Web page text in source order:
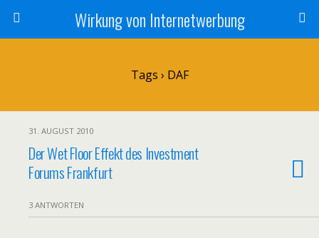
Wirkung von Internetwerbung
Tags › DAF
31. AUGUST 2010
Der Wet Floor Effekt des Investment
Forums Frankfurt
3 ANTWORTEN